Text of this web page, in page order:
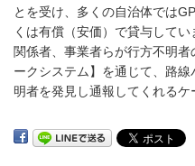
とを受け、多くの自治体では
くは有償（安価）で貸与して
関係者、事業者らが行方不明
ークシステム】を通じて、路
明者を発見し通報してくれるケ